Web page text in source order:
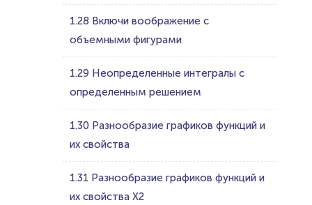
1.28 Включи воображение с
объемными фигурами
1.29 Неопределенные интегралы с
определенным решением
1.30 Разнообразие графиков функций и
их свойства
1.31 Разнообразие графиков функций и
их свойства Х2